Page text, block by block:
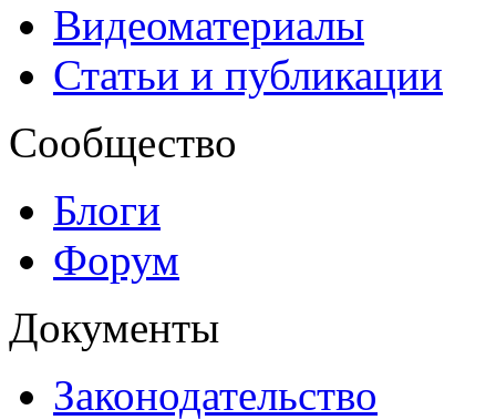
Видеоматериалы
Статьи и публикации
Сообщество
Блоги
Форум
Документы
Законодательство